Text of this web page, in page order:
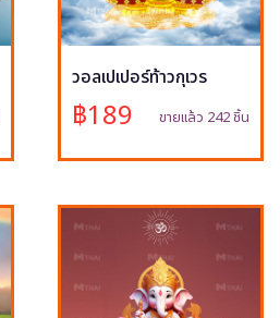
วอลเปเปอร์ท้าวกุเวร
฿189 ขายแล้ว 242 ชิ้น